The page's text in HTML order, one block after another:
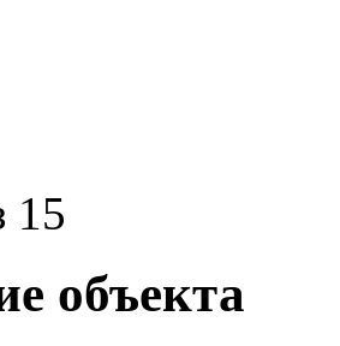
15
объекта